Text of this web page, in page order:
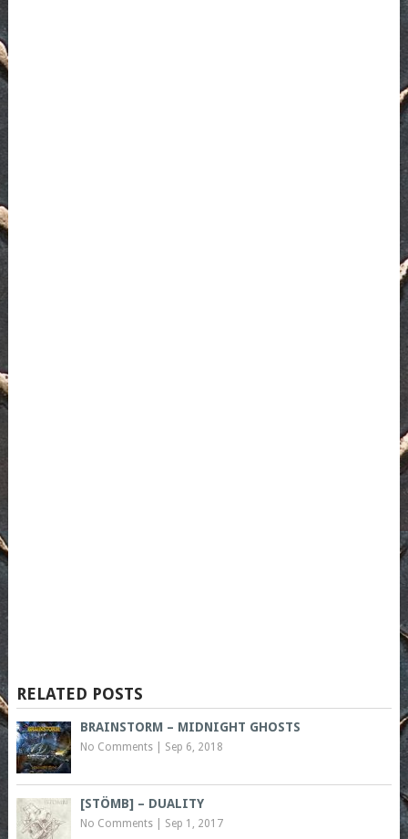
RELATED POSTS
BRAINSTORM – MIDNIGHT GHOSTS
No Comments| Sep 6, 2018
[STÖMB] – DUALITY
No Comments| Sep 1, 2017